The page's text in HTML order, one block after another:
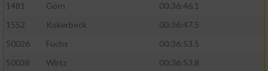
1481
Görn
00:36:46.1
1552
Kokerbeck
00:36:47.5
50026
Fuchs
00:36:53.5
50038
Wirtz
00:36:53.8